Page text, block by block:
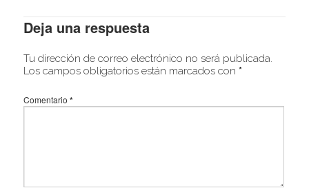
Deja una respuesta
Tu dirección de correo electrónico no será publicada.
Los campos obligatorios están marcados con *
Comentario *